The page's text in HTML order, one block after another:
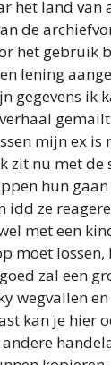
het land van
de
het gebruik
lening
gegevens ik
mijn ex is
zit nu met de
hun
idd ze
met een
moet
zal een
wegvallen
kan je hier